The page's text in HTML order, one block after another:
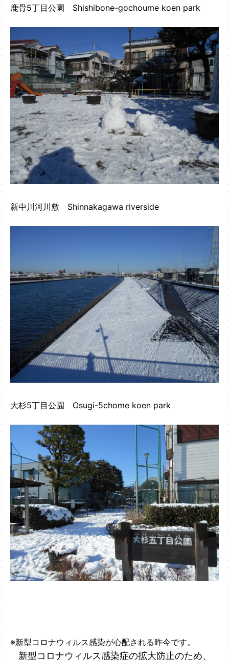
鹿骨5丁目公園 Shishibone-gochoume koen park
新中川河川敷 Shinnakagawa riverside
大杉5丁目公園 Osugi-5chome koen park
※新型コロナウィルス感染が心配される昨今です。
新型コロナウィルス感染症の拡大防止のため、